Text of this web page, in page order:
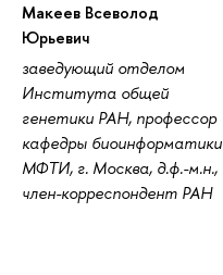
Макеев Всеволод
Юрьевич
заведующий отделом
Института общей
генетики РАН, профессор
кафедры биоинформатики
МФТИ, г. Москва, д.ф.-м.н.,
член-корреспондент РАН